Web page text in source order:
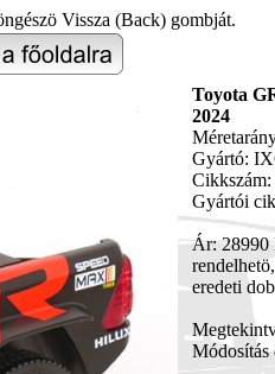
Vissza (Back) gombját.
Toyota
2024
Gyártó:
Gyártói
Ár: 28990
eredeti
Módosítás